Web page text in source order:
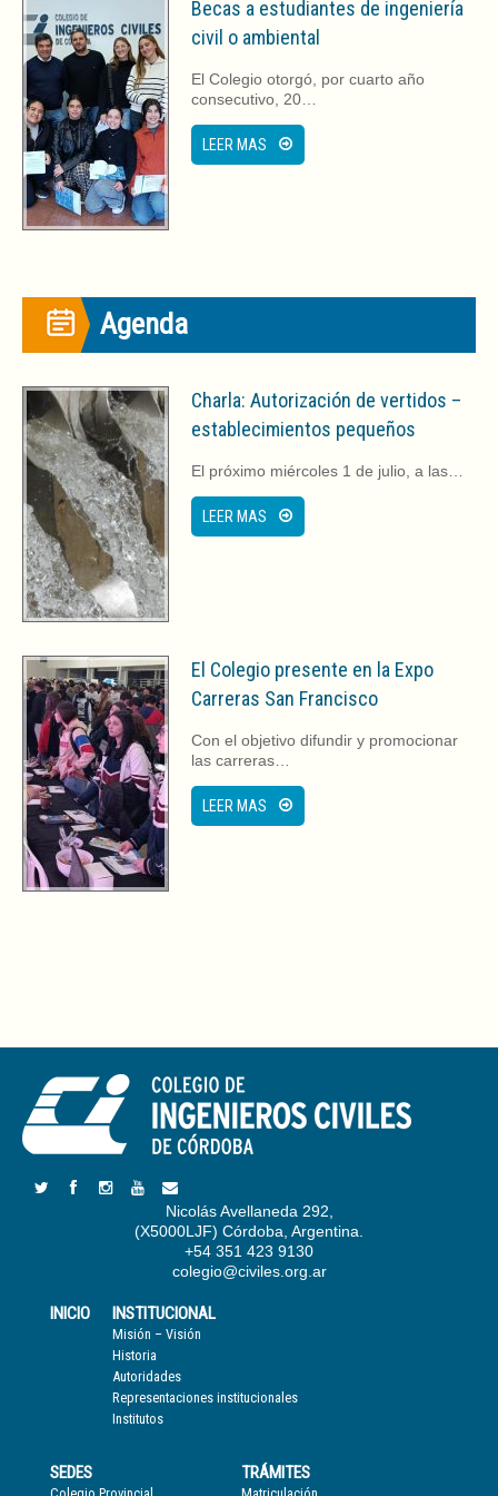
e
n
u
n
a
v
e
n
t
a
n
a
n
u
e
v
a
e
e
n
u
n
v
e
n
t
n
a
n
u
e
v
Becas a estudiantes de ingeniería
civil o ambiental
El Colegio otorgó, por cuarto año
consecutivo, 20…
LEER MAS
Agenda
Charla: Autorización de vertidos –
establecimientos pequeños
El próximo miércoles 1 de julio, a las…
LEER MAS
El Colegio presente en la Expo
Carreras San Francisco
Con el objetivo difundir y promocionar
las carreras…
LEER MAS
Nicolás Avellaneda 292,
(X5000LJF) Córdoba, Argentina.
+54 351 423 9130
colegio@civiles.org.ar
INICIO INSTITUCIONAL
Misión – Visión
Historia
Autoridades
Representaciones institucionales
Institutos
SEDES TRÁMITES